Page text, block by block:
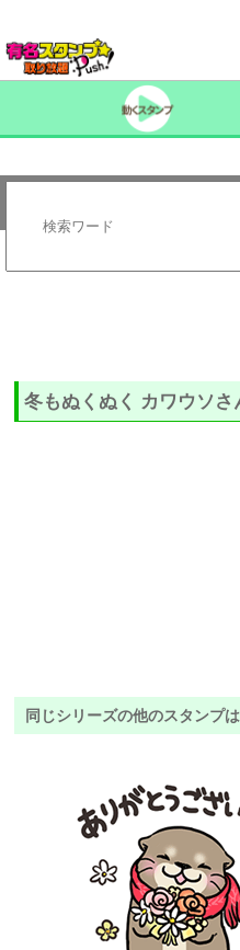
冬もぬくぬく カワウソ
同じシリーズの他のスタンプ